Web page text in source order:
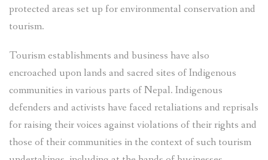
protected areas set up for environmental conservation and
tourism.
Tourism establishments and business have also
encroached upon lands and sacred sites of Indigenous
communities in various parts of Nepal. Indigenous
defenders and activists have faced retaliations and reprisals
for raising their voices against violations of their rights and
those of their communities in the context of such tourism